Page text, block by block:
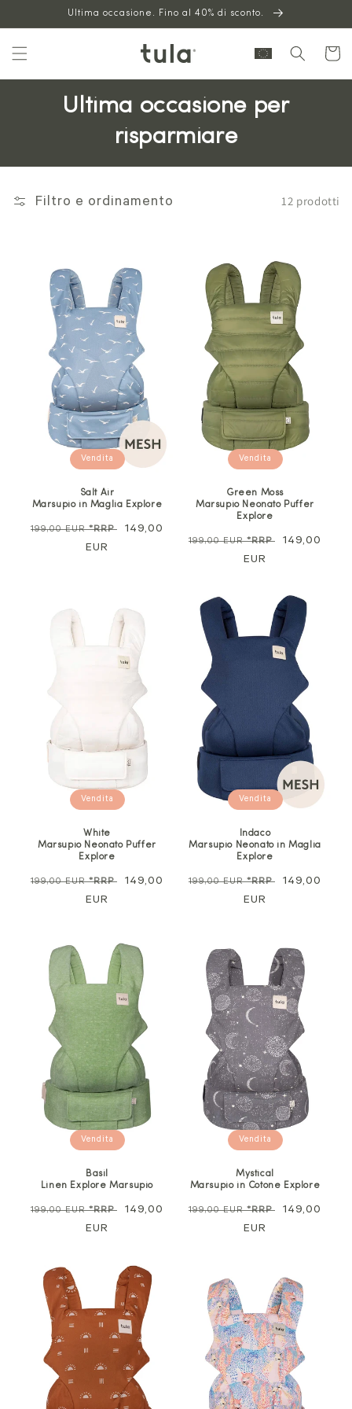
contenuto
Ultima occasione. Fino al 40% di sconto.
Carrello
Ultima occasione per
risparmiare
Filtro e ordinamento 12 prodotti
Vendita
Salt Air
Marsupio in Maglia Explore
Prezzo
199,00 EUR*RRP
Prezzo
149,00
EUR
Vendita
Green Moss
Marsupio Neonato Puffer
Explore
Prezzo
199,00 EUR*RRP
Prezzo
149,00
EUR
Vendita
White
Marsupio Neonato Puffer
Explore
Prezzo
199,00 EUR*RRP
Prezzo
149,00
EUR
Vendita
Indaco
Marsupio Neonato in Maglia
Explore
Prezzo
199,00 EUR*RRP
Prezzo
149,00
EUR
Vendita
Basil
Linen Explore Marsupio
Prezzo
199,00 EUR*RRP
Prezzo
149,00
EUR
Vendita
Mystical
Marsupio in Cotone Explore
Prezzo
199,00 EUR*RRP
Prezzo
149,00
EUR